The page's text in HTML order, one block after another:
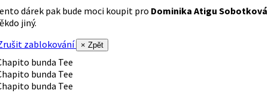
dárek pak bude moci koupit pro Dominika Atigu Sobotková
jiný.
zablokování
× Zpět